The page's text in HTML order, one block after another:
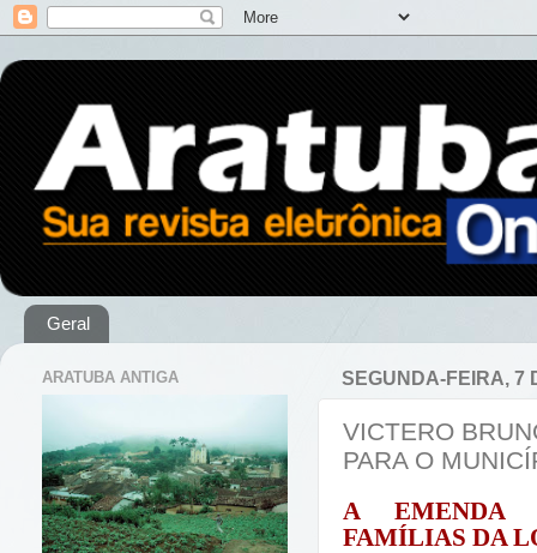
Geral
SEGUNDA-FEIRA, 7
VICTERO
PARA O
A EMENDA
FAMÍLIAS DA
ARATUBA ANTIGA